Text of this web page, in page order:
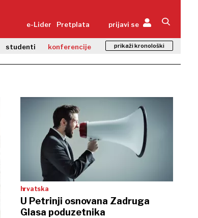
e-Lider Pretplata prijavi se
studenti konferencije prikaži kronološki
hrvatska
U Petrinji osnovana Zadruga
Glasa poduzetnika